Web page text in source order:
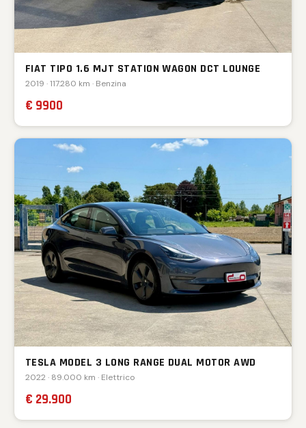
FIAT TIPO 1.6 MJT STATION WAGON DCT LOUNGE
2019 · 117.280 km · Benzina
€ 9900
TESLA MODEL 3 LONG RANGE DUAL MOTOR AWD
2022 · 89.000 km · Elettrico
€ 29.900